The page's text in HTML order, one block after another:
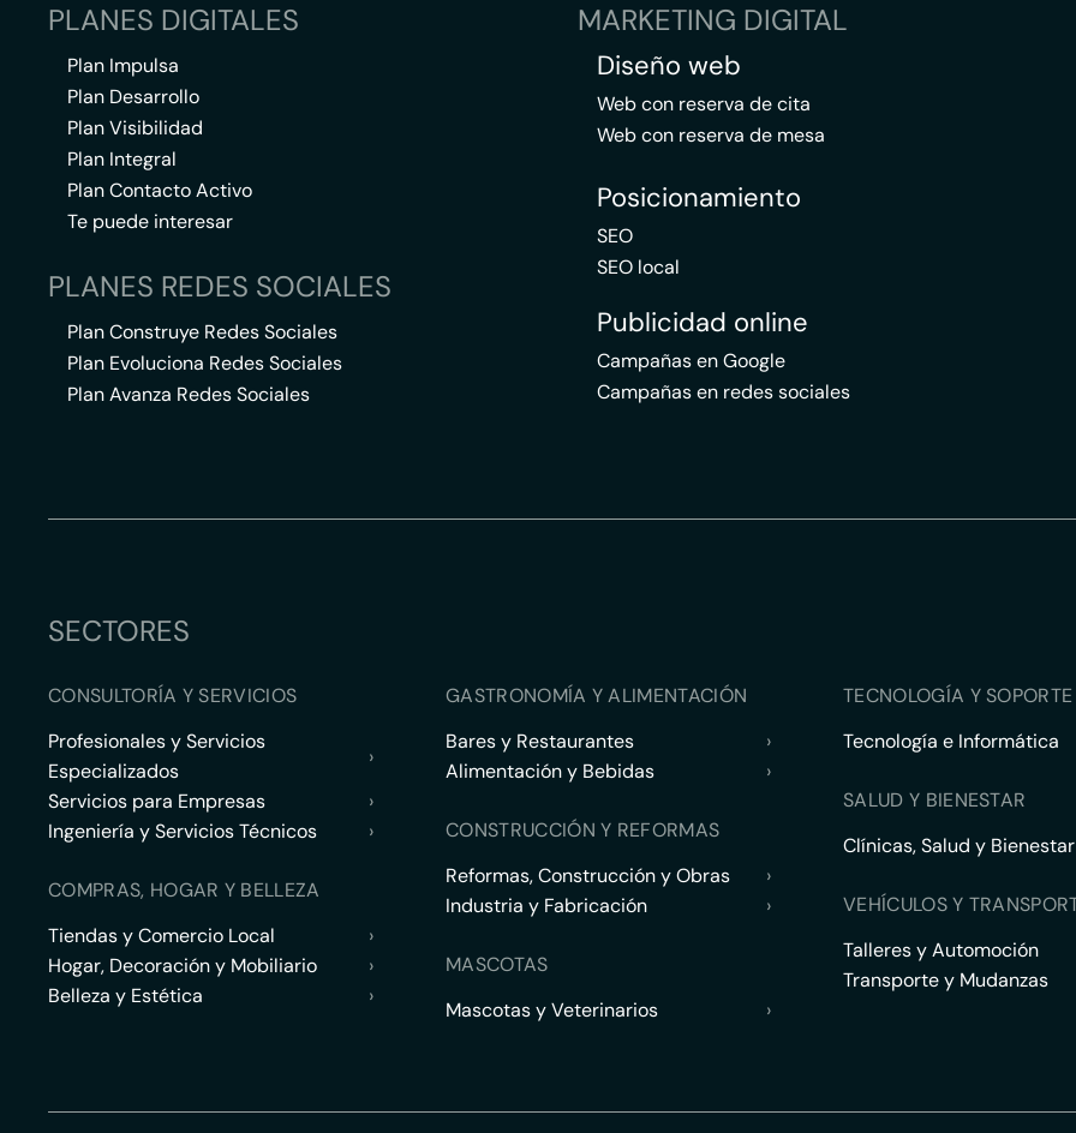
PLANES DIGITALES
Plan Impulsa
Plan Desarrollo
Plan Visibilidad
Plan Integral
Plan Contacto Activo
Te puede interesar
PLANES REDES SOCIALES
Plan Construye Redes Sociales
Plan Evoluciona Redes Sociales
Plan Avanza Redes Sociales
MARKETING DIGITAL
Diseño web
Web con reserva de cita
Web con reserva de mesa
Posicionamiento
SEO
SEO local
Publicidad online
Campañas en Google
Campañas en redes sociales
SECTORES
CONSULTORÍA Y SERVICIOS
Profesionales y Servicios
Especializados
›
Servicios para Empresas
›
Ingeniería y Servicios Técnicos
›
COMPRAS, HOGAR Y BELLEZA
Tiendas y Comercio Local
›
Hogar, Decoración y Mobiliario
›
Belleza y Estética
›
GASTRONOMÍA Y ALIMENTACIÓN
Bares y Restaurantes
›
Alimentación y Bebidas
›
CONSTRUCCIÓN Y REFORMAS
Reformas, Construcción y Obras
›
Industria y Fabricación
›
MASCOTAS
Mascotas y Veterinarios
›
TECNOLOGÍA Y
Tecnología e Informática
SALUD Y BIENESTAR
Clínicas, Salud y Bienestar
VEHÍCULOS Y
Talleres y Automoción
Transporte y Mudanzas